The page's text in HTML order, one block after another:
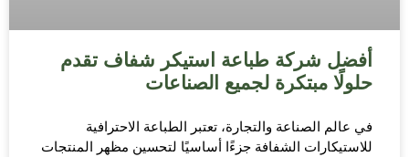
أفضل شركة طباعة استيكر شفاف تقدم
حلولًا مبتكرة لجميع الصناعات
في عالم الصناعة والتجارة، تعتبر الطباعة الاحترافية
للاستيكارات الشفافة جزءًا أساسيًا لتحسين مظهر المنتجات